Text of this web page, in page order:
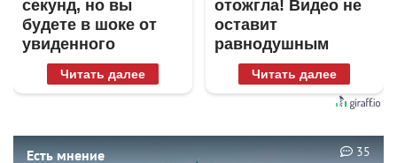
секунд, но вы
будете в шоке от
увиденного
Читать далее
отожгла! Видео не
оставит
равнодушным
Читать далее
Есть мнение 35